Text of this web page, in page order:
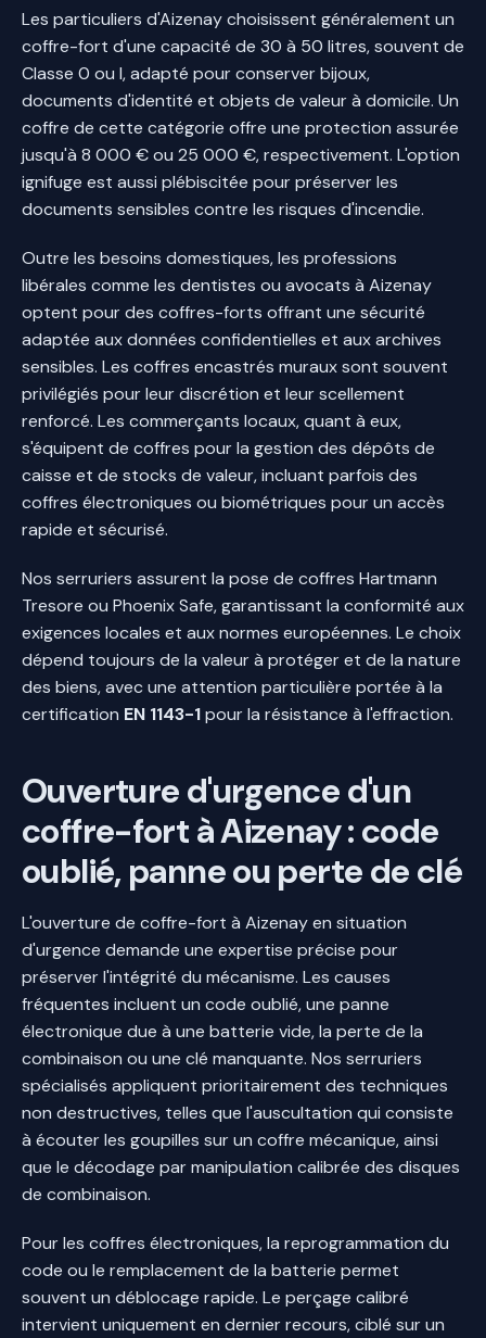
Les particuliers d'Aizenay choisissent généralement un
coffre-fort d'une capacité de 30 à 50 litres, souvent de
Classe 0 ou I, adapté pour conserver bijoux,
documents d'identité et objets de valeur à domicile. Un
coffre de cette catégorie offre une protection assurée
jusqu'à 8 000 € ou 25 000 €, respectivement. L'option
ignifuge est aussi plébiscitée pour préserver les
documents sensibles contre les risques d'incendie.
Outre les besoins domestiques, les professions
libérales comme les dentistes ou avocats à Aizenay
optent pour des coffres-forts offrant une sécurité
adaptée aux données confidentielles et aux archives
sensibles. Les coffres encastrés muraux sont souvent
privilégiés pour leur discrétion et leur scellement
renforcé. Les commerçants locaux, quant à eux,
s'équipent de coffres pour la gestion des dépôts de
caisse et de stocks de valeur, incluant parfois des
coffres électroniques ou biométriques pour un accès
rapide et sécurisé.
Nos serruriers assurent la pose de coffres Hartmann
Tresore ou Phoenix Safe, garantissant la conformité aux
exigences locales et aux normes européennes. Le choix
dépend toujours de la valeur à protéger et de la nature
des biens, avec une attention particulière portée à la
certification EN 1143-1pour la résistance à l'effraction.
Ouverture d'urgence d'un
coffre-fort à Aizenay : code
oublié, panne ou perte de clé
L'ouverture de coffre-fort à Aizenay en situation
d'urgence demande une expertise précise pour
préserver l'intégrité du mécanisme. Les causes
fréquentes incluent un code oublié, une panne
électronique due à une batterie vide, la perte de la
combinaison ou une clé manquante. Nos serruriers
spécialisés appliquent prioritairement des techniques
non destructives, telles que l'auscultation qui consiste
à écouter les goupilles sur un coffre mécanique, ainsi
que le décodage par manipulation calibrée des disques
de combinaison.
Pour les coffres électroniques, la reprogrammation du
code ou le remplacement de la batterie permet
souvent un déblocage rapide. Le perçage calibré
intervient uniquement en dernier recours, ciblé sur un